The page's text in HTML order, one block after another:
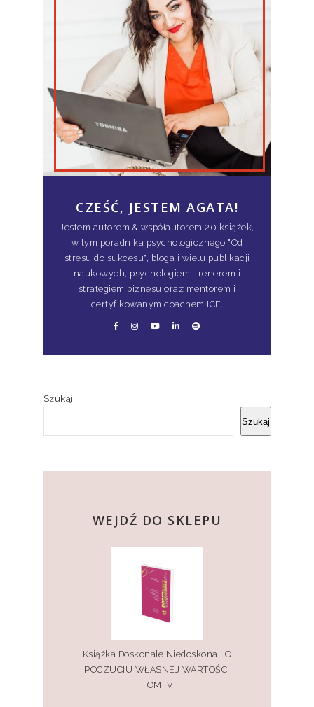
CZEŚĆ, JESTEM AGATA!
Jestem autorem & współautorem 20 książek,
w tym poradnika psychologicznego "Od
stresu do sukcesu", bloga i wielu publikacji
naukowych, psychologiem, trenerem i
strategiem biznesu oraz mentorem i
certyfikowanym coachem ICF.
Szukaj
Szukaj
kup teraz
WEJDŹ DO SKLEPU
Książka Doskonale Niedoskonali O
POCZUCIU WŁASNEJ WARTOŚCI
TOM IV